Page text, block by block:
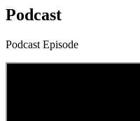
Podcast
Podcast Episode